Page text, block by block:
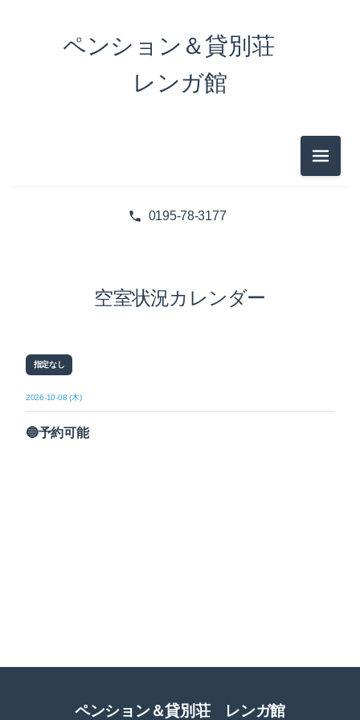
0195-78-3177
ペンション＆貸別荘
レンガ館
メニュ
空室状況カレンダー
指定なし
2026-10-08 (木)
🔵予約可能
ペンション＆貸別荘 レンガ館